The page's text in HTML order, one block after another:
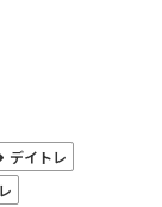
デイトレ